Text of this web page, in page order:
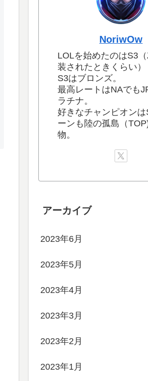
サイト内検索
この記事を書いてる人
装されたときくらい）
S3はブロンズ。
ラチナ。
ーンも陸の孤島（TOP)
アーカイブ